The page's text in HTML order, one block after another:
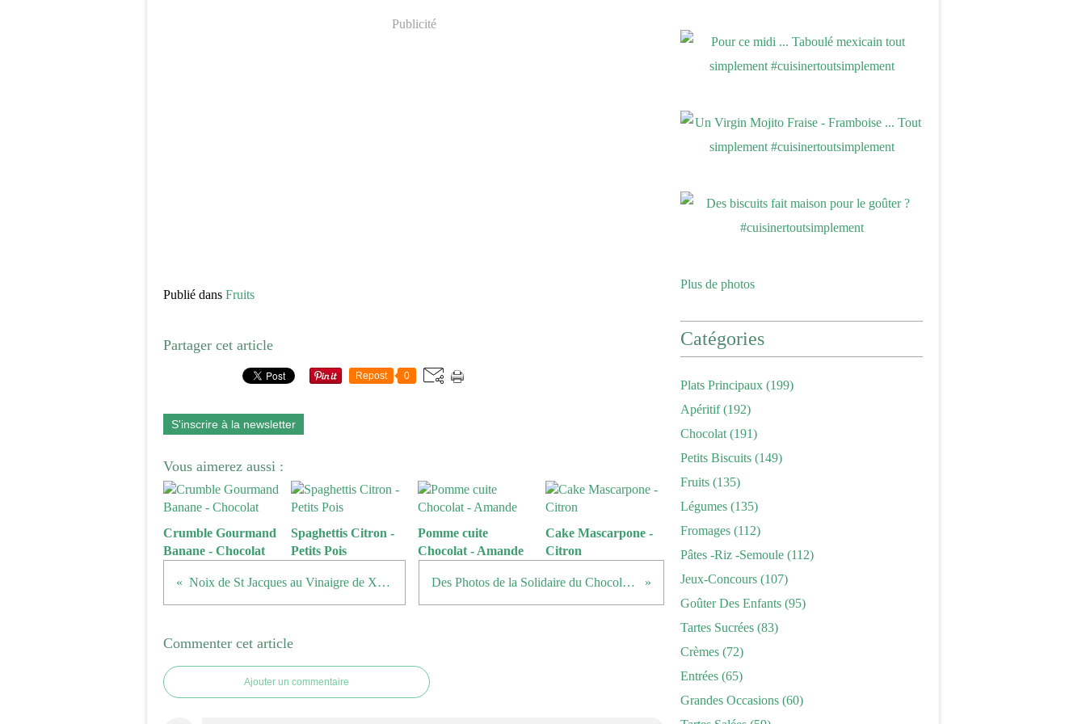
Publicité
Publié dans Fruits
Partager cet article
Repost 0
S'inscrire à la newsletter
Vous aimerez aussi :
Crumble Gourmand
Banane - Chocolat
Spaghettis Citron -
Petits Pois
Pomme cuite
Chocolat - Amande
Cake Mascarpone -
Citron
Noix de St Jacques au Vinaigre de Xérès Des Photos de la Solidaire du Chocolat ...
Commenter cet article
Ajouter un commentaire
Plus de photos
Catégories
Plats Principaux (199)
Apéritif(192)
Chocolat (191)
Petits Biscuits (149)
Fruits (135)
Légumes (135)
Fromages (112)
Pâtes -riz -semoule (112)
Jeux-Concours (107)
Goûter Des Enfants (95)
Tartes Sucrées (83)
Crèmes (72)
Entrées (65)
Grandes Occasions (60)